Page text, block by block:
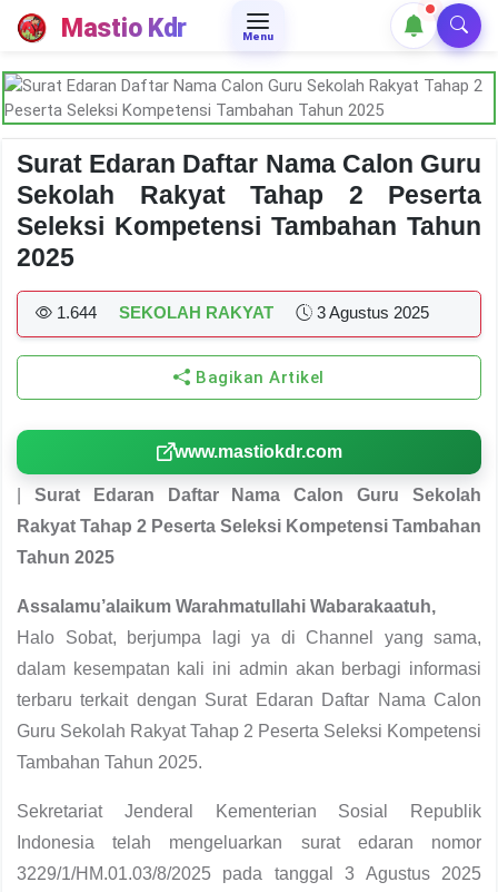
Mastio Kdr Menu
Surat Edaran Daftar Nama Calon Guru
Sekolah Rakyat Tahap 2 Peserta
Seleksi Kompetensi Tambahan Tahun
2025
1.644 SEKOLAH RAKYAT 3 Agustus 2025
Bagikan Artikel
www.mastiokdr.com
Surat Edaran Daftar Nama Calon Guru Sekolah
Rakyat Tahap 2 Peserta Seleksi Kompetensi Tambahan
Tahun 2025
Assalamu’alaikum Warahmatullahi Wabarakaatuh,
Halo Sobat, berjumpa lagi ya di Channel yang sama,
dalam kesempatan kali ini admin akan berbagi informasi
terbaru terkait dengan Surat Edaran Daftar Nama Calon
Guru Sekolah Rakyat Tahap 2 Peserta Seleksi Kompetensi
Tambahan Tahun 2025.
Sekretariat Jenderal Kementerian Sosial Republik
Indonesia telah mengeluarkan surat edaran nomor
3229/1/HM.01.03/8/2025 pada tanggal 3 Agustus 2025